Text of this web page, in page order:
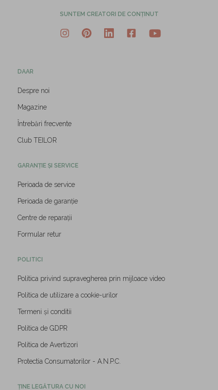
SUNTEM CREATORI DE CONȚINUT
DAAR
Despre noi
Magazine
Întrebări frecvente
Club TEILOR
GARANȚIE ȘI SERVICE
Perioada de service
Perioada de garanție
Centre de reparații
Formular retur
POLITICI
Politica privind supravegherea prin mijloace video
Politica de utilizare a cookie-urilor
Termeni și conditii
Politica de GDPR
Politica de Avertizori
Protectia Consumatorilor - A.N.P.C.
ȚINE LEGĂTURA CU NOI